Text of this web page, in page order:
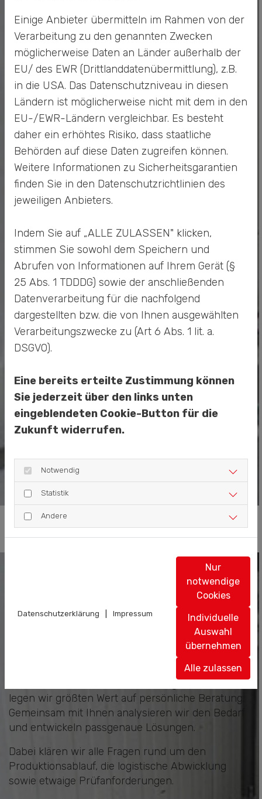
Outsourcing gewinnen Sie neue Freiräume –
sowohl organisatorisch als auch wirtschaftlich. Sie
senken Fixkosten, reduzieren Lagerbestände und
optimieren interne Abläufe.
Dabei bleiben Sie flexibel: Ob Einzelauftrag oder
Dauerauftrag, ob saisonale Schwankungen oder
wachsendes Auftragsvolumen – wir passen
unseren Service exakt an Ihre Situation an.
WARUM TECH-PLUS GMBH?
Es gibt viele Fertigungsdienstleister, aber wenige,
die wie wir eine Kombination aus technischer
partnerschaftlicher Kommunikation bieten. Als
Produktionsservice Firma aus Seesen stellen wir
den Kunden in den Mittelpunkt – unkompliziert,
effizient und auf Augenhöhe.
Unsere Vorteile im Überblick:
Klare Prozesse und transparente
Kommunikation
Technisch versiertes, engagiertes Team
und Produkten
Flexibilität bei Mengen, Terminen und
Leistungen
MASSGESCHNEIDERTE LÖSUNGEN
Jede Produktion ist anders – und genau deshalb
legen wir größten Wert auf persönliche Beratung.
Gemeinsam mit Ihnen analysieren wir den Bedarf
und entwickeln passgenaue Lösungen.
Dabei klären wir alle Fragen rund um den
Produktionsablauf, die logistische Abwicklung
sowie etwaige Prüfanforderungen.
Einige Anbieter übermitteln im Rahmen von der
Verarbeitung zu den genannten Zwecken
möglicherweise Daten an Länder außerhalb der
EU/ des EWR (Drittlanddatenübermittlung), z.B.
in die USA. Das Datenschutzniveau in diesen
Ländern ist möglicherweise nicht mit dem in den
EU-/EWR-Ländern vergleichbar. Es besteht
daher ein erhöhtes Risiko, dass staatliche
Behörden auf diese Daten zugreifen können.
Weitere Informationen zu Sicherheitsgarantien
finden Sie in den Datenschutzrichtlinien des
jeweiligen Anbieters.
Indem Sie auf „ALLE ZULASSEN" klicken,
stimmen Sie sowohl dem Speichern und
Abrufen von Informationen auf Ihrem Gerät (§
25 Abs. 1 TDDDG) sowie der anschließenden
Datenverarbeitung für die nachfolgend
dargestellten bzw. die von Ihnen ausgewählten
Verarbeitungszwecke zu (Art 6 Abs. 1 lit. a.
DSGVO).
Eine bereits erteilte Zustimmung können
Sie jederzeit über den links unten
eingeblendeten Cookie-Button für die
Zukunft widerrufen.
Notwendig
Statistik
Andere
Datenschutzerklärung Impressum
Nur
notwendige
Cookies
Individuelle
Auswahl
übernehmen
Alle zulassen